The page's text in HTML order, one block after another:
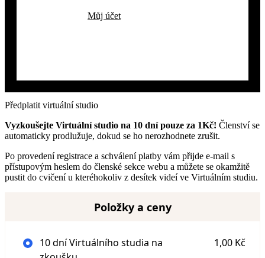
Můj účet
Předplatit virtuální studio
Vyzkoušejte Virtuální studio na 10 dní pouze za 1Kč! Členství se
automaticky prodlužuje, dokud se ho nerozhodnete zrušit.
Po provedení registrace a schválení platby vám přijde e-mail s
přístupovým heslem do členské sekce webu a můžete se okamžitě
pustit do cvičení u kteréhokoliv z desítek videí ve Virtuálním studiu.
Položky a ceny
10 dní Virtuálního studia na
1,00 Kč